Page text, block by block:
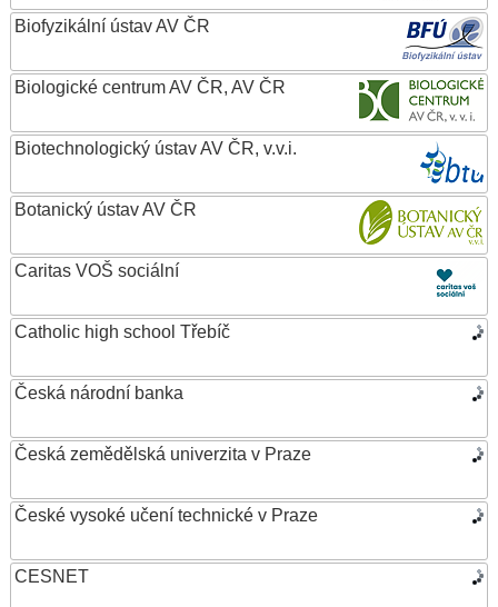
Biofyzikální ústav AV ČR
Biologické centrum AV ČR, AV ČR
Biotechnologický ústav AV ČR, v.v.i.
Botanický ústav AV ČR
Caritas VOŠ sociální
Catholic high school Třebíč
Česká národní banka
Česká zemědělská univerzita v Praze
České vysoké učení technické v Praze
CESNET